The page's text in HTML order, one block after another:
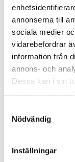
annonserna till
sociala medier
vidarebefordrar
information från
annons- och
Dessa kan i sin
Nödvändig
Inställningar
Small
I våra Actic
träningscoacher
och gemenskap